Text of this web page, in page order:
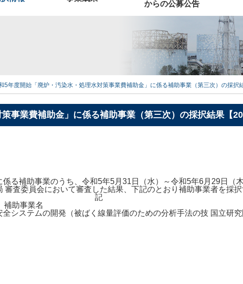
からの公募公告
5年度開始「廃炉・汚染水・処理水対策事業費補助金」に係る補助事業（第三次）の採択
事業費補助金」に係る補助事業（第三次）の採択結果【
係る補助事業のうち、令和5年5月31日（水）～令和5年6月29日（
査委員会において審査した結果、下記のとおり補助事業者を採択
記
補助事業名
システムの開発（被ばく線量評価のための分析手法の技 国立研